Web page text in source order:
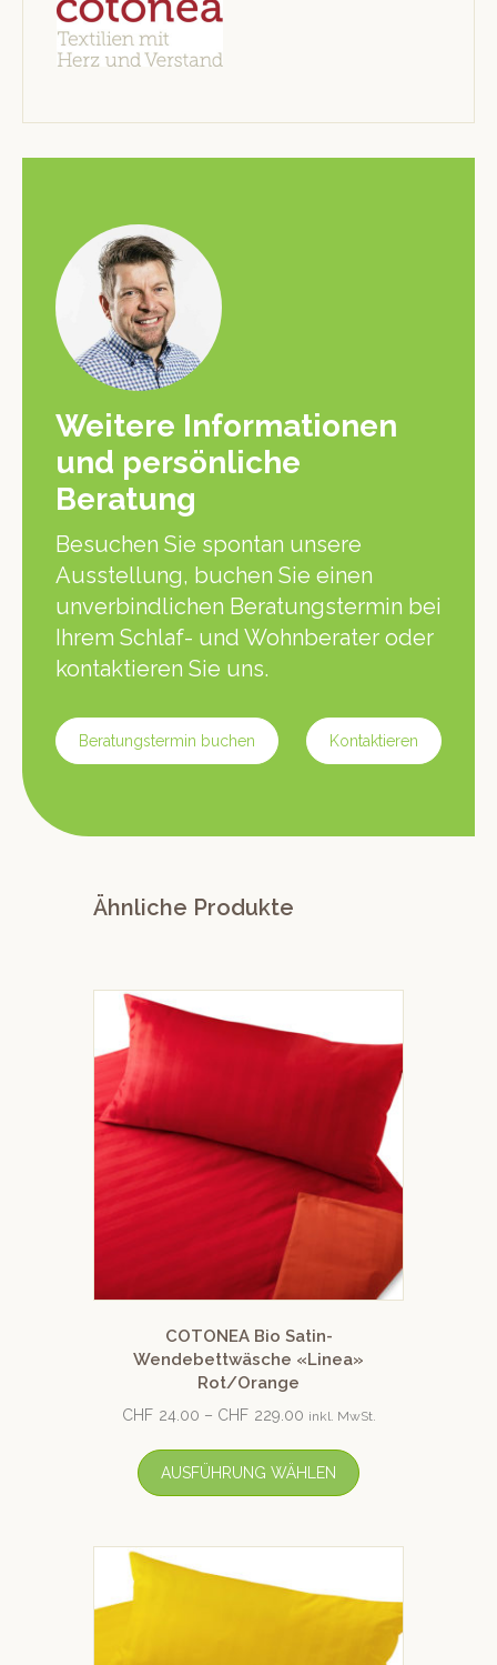
Weitere Informationen
und persönliche
Beratung
Besuchen Sie spontan unsere
Ausstellung, buchen Sie einen
unverbindlichen Beratungstermin bei
Ihrem Schlaf- und Wohnberater oder
kontaktieren Sie uns.
Beratungstermin buchen Kontaktieren
Ähnliche Produkte
COTONEA Bio Satin-
Wendebettwäsche «Linea»
Rot/Orange
CHF 24.00 – CHF 229.00 inkl. MwSt.
AUSFÜHRUNG WÄHLEN